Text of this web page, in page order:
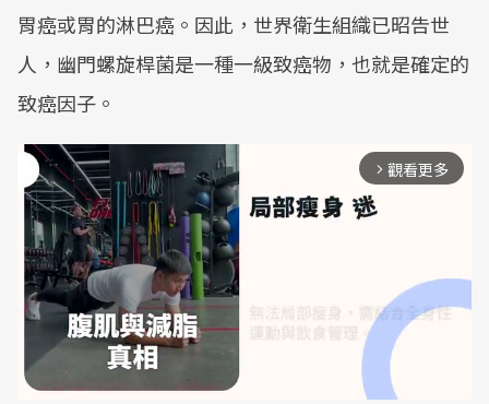
胃癌或胃的淋巴癌。因此，世界衛生組織已昭告世
人，幽門螺旋桿菌是一種一級致癌物，也就是確定的
致癌因子。
arrow_forward_ios 觀看更多